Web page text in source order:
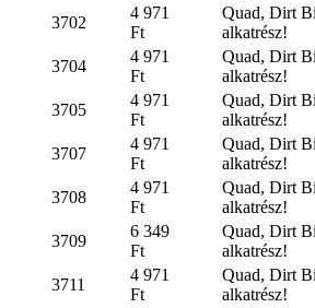
3702
4 971
Ft
Quad, Dirt
alkatrész!
3704
4 971
Ft
Quad, Dirt
alkatrész!
3705
4 971
Ft
Quad, Dirt
alkatrész!
3707
4 971
Ft
Quad, Dirt
alkatrész!
3708
4 971
Ft
Quad, Dirt
alkatrész!
3709
6 349
Ft
Quad, Dirt
alkatrész!
3711
4 971
Ft
Quad, Dirt
alkatrész!